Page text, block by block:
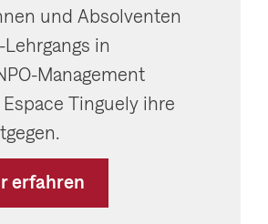
und Absolventen
in
Management
Tinguely ihre
erfahren